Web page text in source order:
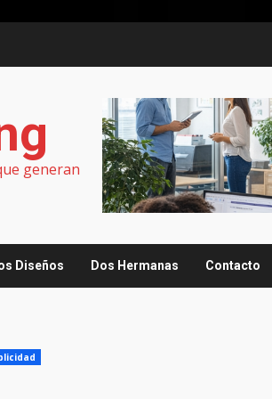
generan
Diseños Dos Hermanas Contacto